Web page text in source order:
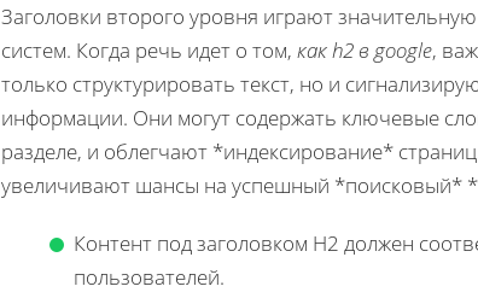
Заголовки второго уровня играют
систем. Когда речь идет о том, как h2 в google,
только структурировать текст, но и
информации. Они могут содержать ключевые
разделе, и облегчают *индексирование*
увеличивают шансы на успешный *поисковый*
Контент под заголовком H2 должен
пользователей.